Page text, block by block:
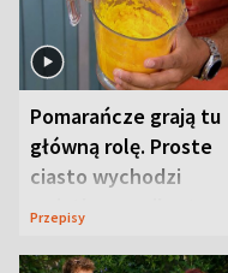
Pomarańcze grają tu
główną rolę. Proste
ciasto wychodzi
wyjątkowo wilgotne
Przepisy